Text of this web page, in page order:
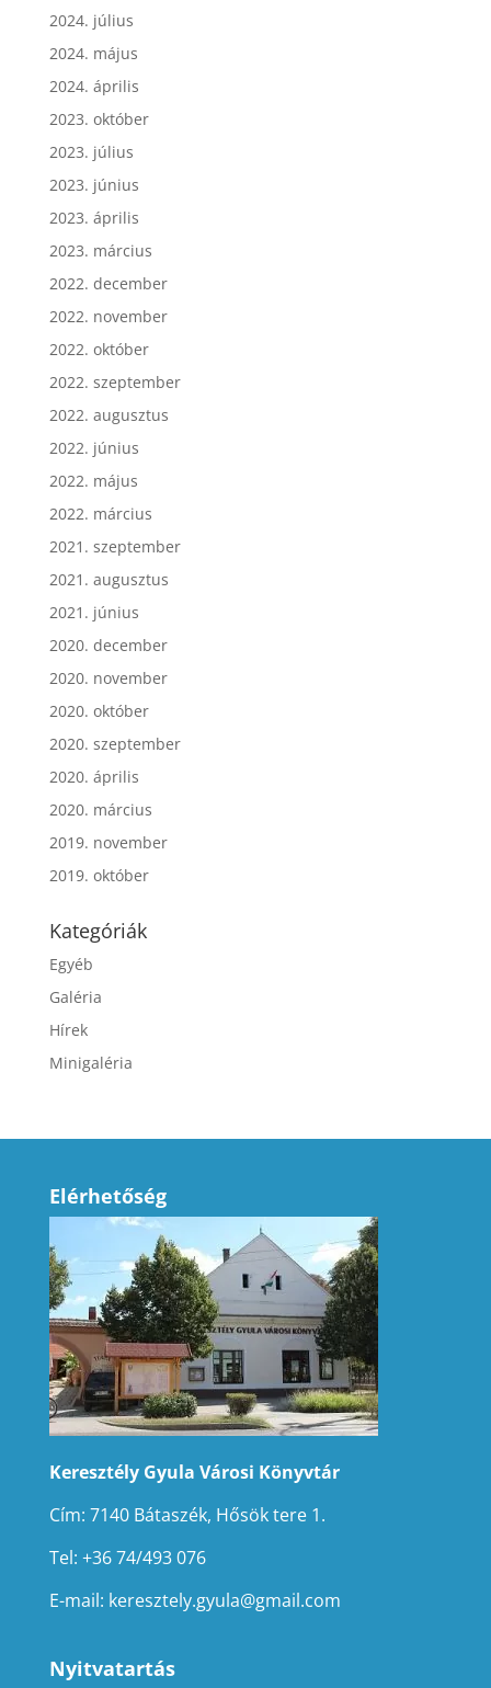
2024. július
2024. május
2024. április
2023. október
2023. július
2023. június
2023. április
2023. március
2022. december
2022. november
2022. október
2022. szeptember
2022. augusztus
2022. június
2022. május
2022. március
2021. szeptember
2021. augusztus
2021. június
2020. december
2020. november
2020. október
2020. szeptember
2020. április
2020. március
2019. november
2019. október
Kategóriák
Egyéb
Galéria
Hírek
Minigaléria
Elérhetőség
Keresztély Gyula Városi Könyvtár
Cím: 7140 Bátaszék, Hősök tere 1.
Tel: +36 74/493 076
E-mail: keresztely.gyula@gmail.com
Nyitvatartás